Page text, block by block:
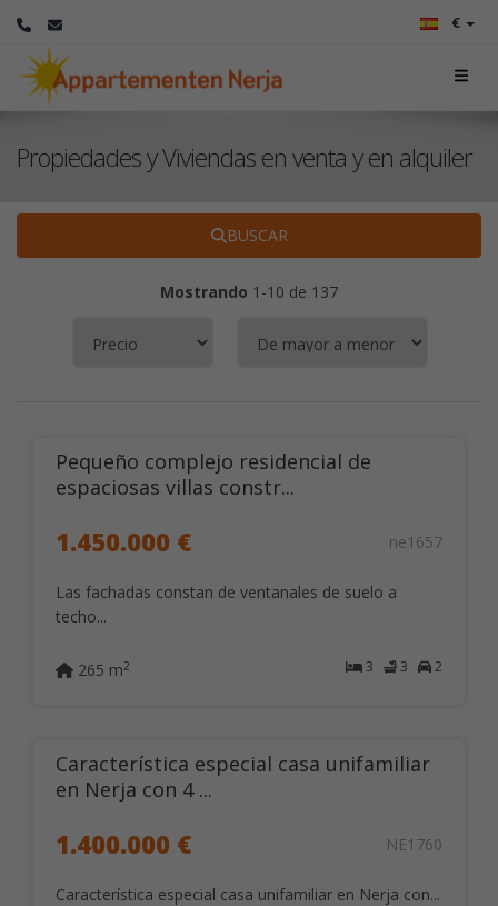
€
Propiedades y Viviendas en venta y en alquiler
BUSCAR
Mostrando 1-10 de 137
Pequeño complejo residencial de
espaciosas villas constr...
1.450.000 € ne1657
Las fachadas constan de ventanales de suelo a
techo...
3 3 2
265 m2
Característica especial casa unifamiliar
en Nerja con 4 ...
1.400.000 € NE1760
Característica especial casa unifamiliar en Nerja con...